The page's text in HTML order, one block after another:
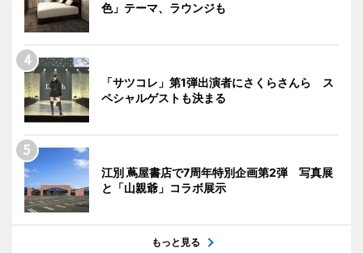
色」テーマ、ラウンジも
「サツコレ」第1弾出演者にさくらさんら ス
ペシャルゲストも決まる
江別 蔦屋書店で7周年特別企画第2弾 写真展
と「山親爺」コラボ展示
もっと見る